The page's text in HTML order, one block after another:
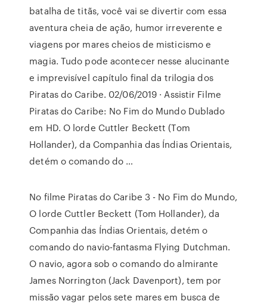
batalha de titãs, você vai se divertir com essa
aventura cheia de ação, humor irreverente e
viagens por mares cheios de misticismo e
magia. Tudo pode acontecer nesse alucinante
e imprevisível capítulo final da trilogia dos
Piratas do Caribe. 02/06/2019 · Assistir Filme
Piratas do Caribe: No Fim do Mundo Dublado
em HD. O lorde Cuttler Beckett (Tom
Hollander), da Companhia das Índias Orientais,
detém o comando do …
No filme Piratas do Caribe 3 - No Fim do Mundo,
O lorde Cuttler Beckett (Tom Hollander), da
Companhia das Índias Orientais, detém o
comando do navio-fantasma Flying Dutchman.
O navio, agora sob o comando do almirante
James Norrington (Jack Davenport), tem por
missão vagar pelos sete mares em busca de